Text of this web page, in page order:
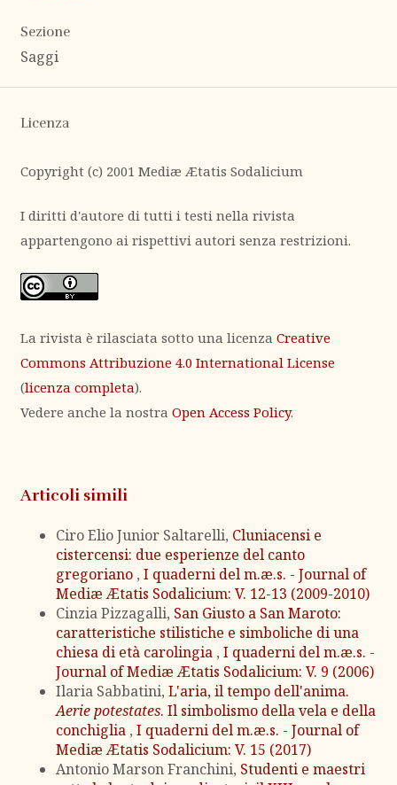
Sezione
Saggi
Licenza
Copyright (c) 2001 Mediæ Ætatis Sodalicium
I diritti d'autore di tutti i testi nella rivista
appartengono ai rispettivi autori senza restrizioni.
La rivista è rilasciata sotto una licenza Creative
Commons Attribuzione 4.0 International License
(licenza completa).
Vedere anche la nostra Open Access Policy.
Articoli simili
Ciro Elio Junior Saltarelli, Cluniacensi e
cistercensi: due esperienze del canto
gregoriano , I quaderni del m.æ.s. - Journal of
Mediæ Ætatis Sodalicium: V. 12-13 (2009-2010)
Cinzia Pizzagalli, San Giusto a San Maroto:
caratteristiche stilistiche e simboliche di una
chiesa di età carolingia , I quaderni del m.æ.s. -
Journal of Mediæ Ætatis Sodalicium: V. 9 (2006)
Ilaria Sabbatini, L'aria, il tempo dell'anima.
Aerie potestates. Il simbolismo della vela e della
conchiglia , I quaderni del m.æ.s. - Journal of
Mediæ Ætatis Sodalicium: V. 15 (2017)
Antonio Marson Franchini, Studenti e maestri